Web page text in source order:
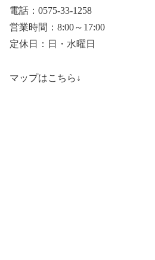
電話：0575-33-1258
営業時間：8:00～17:00
定休日：日・水曜日
マップはこちら↓